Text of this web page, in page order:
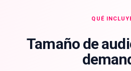
QUÉ
Tamaño de